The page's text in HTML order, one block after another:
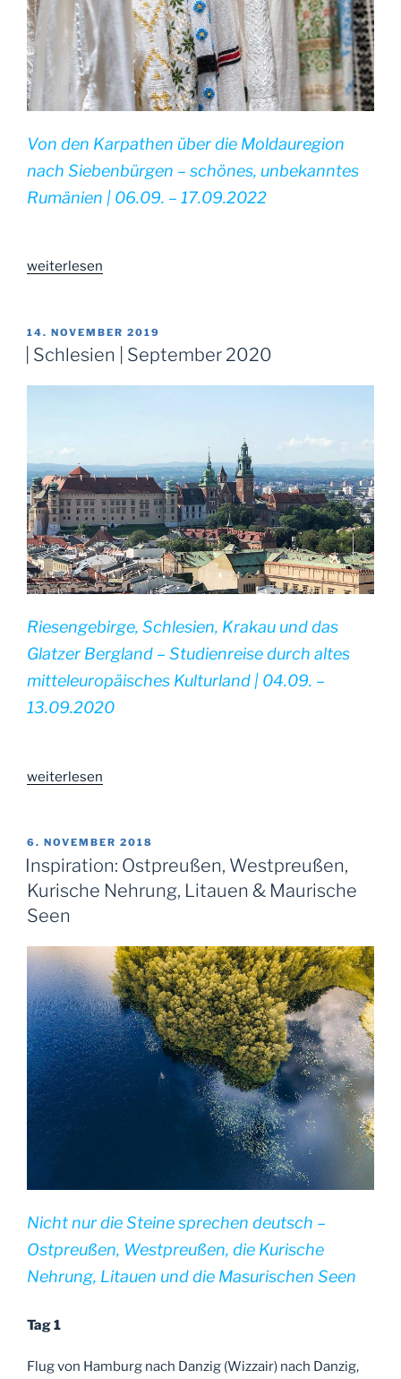
Von den Karpathen über die Moldauregion
nach Siebenbürgen – schönes, unbekanntes
Rumänien | 06.09. – 17.09.2022
„|
September
2022“
weiterlesen
VERÖFFENTLICHT
AM
14. NOVEMBER 2019
| Schlesien | September 2020
Riesengebirge, Schlesien, Krakau und das
Glatzer Bergland – Studienreise durch altes
mitteleuropäisches Kulturland | 04.09. –
13.09.2020
„|
September
2020“
weiterlesen
VERÖFFENTLICHT
AM
6. NOVEMBER 2018
Inspiration: Ostpreußen, Westpreußen,
Kurische Nehrung, Litauen & Maurische
Seen
Nicht nur die Steine sprechen deutsch –
Ostpreußen, Westpreußen, die Kurische
Nehrung, Litauen und die Masurischen Seen
Tag 1
Flug von Hamburg nach Danzig (Wizzair) nach Danzig,